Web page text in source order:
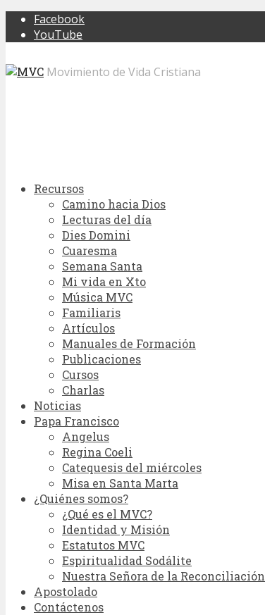
Facebook
YouTube
Movimiento de Vida Cristiana
Recursos
Camino hacia Dios
Lecturas del día
Dies Domini
Cuaresma
Semana Santa
Mi vida en Xto
Música MVC
Familiaris
Artículos
Manuales de Formación
Publicaciones
Cursos
Charlas
Noticias
Papa Francisco
Angelus
Regina Coeli
Catequesis del miércoles
Misa en Santa Marta
¿Quiénes somos?
¿Qué es el MVC?
Identidad y Misión
Estatutos MVC
Espiritualidad Sodálite
Nuestra Señora de la Reconciliación
Apostolado
Contáctenos